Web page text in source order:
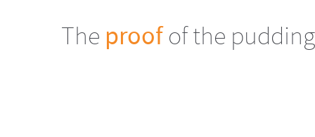
The proofof the